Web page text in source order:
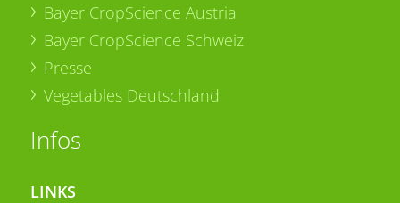
Bayer CropScience Austria
Bayer CropScience Schweiz
Presse
Vegetables Deutschland
Infos
LINKS